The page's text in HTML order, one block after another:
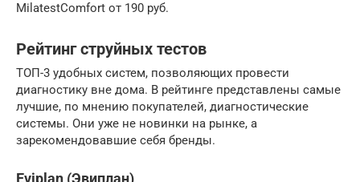
MilatestComfort от 190 руб.
Рейтинг струйных тестов
ТОП-3 удобных систем, позволяющих провести
диагностику вне дома. В рейтинге представлены самые
лучшие, по мнению покупателей, диагностические
системы. Они уже не новинки на рынке, а
зарекомендовавшие себя бренды.
Eviplan (Эвиплан)